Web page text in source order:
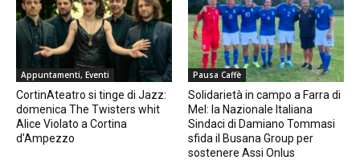
Appuntamenti, Eventi
CortinAteatro si tinge di Jazz:
domenica The Twisters whit
Alice Violato a Cortina
d’Ampezzo
Pausa Caffè
Solidarietà in campo a Farra di
Mel: la Nazionale Italiana
Sindaci di Damiano Tommasi
sfida il Busana Group per
sostenere Assi Onlus